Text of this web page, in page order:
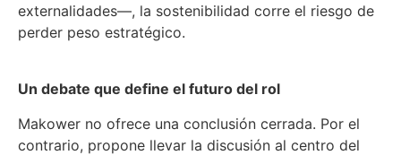
externalidades—, la sostenibilidad corre el riesgo de
perder peso estratégico.
Un debate que define el futuro del rol
Makower no ofrece una conclusión cerrada. Por el
contrario, propone llevar la discusión al centro del